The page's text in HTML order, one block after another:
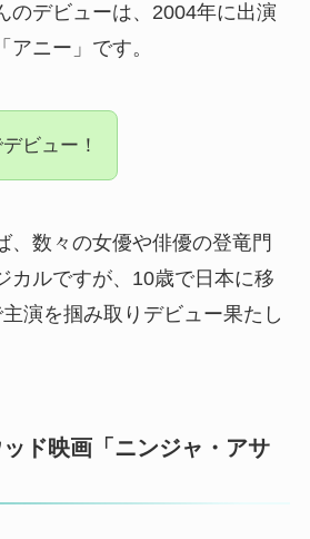
のデビューは、2004年に出演
アニー」です。
ビュー！
、数々の女優や俳優の登竜門
カルですが、10歳で日本に移
演を掴み取りデビュー果たし
ド映画「ニンジャ・アサ